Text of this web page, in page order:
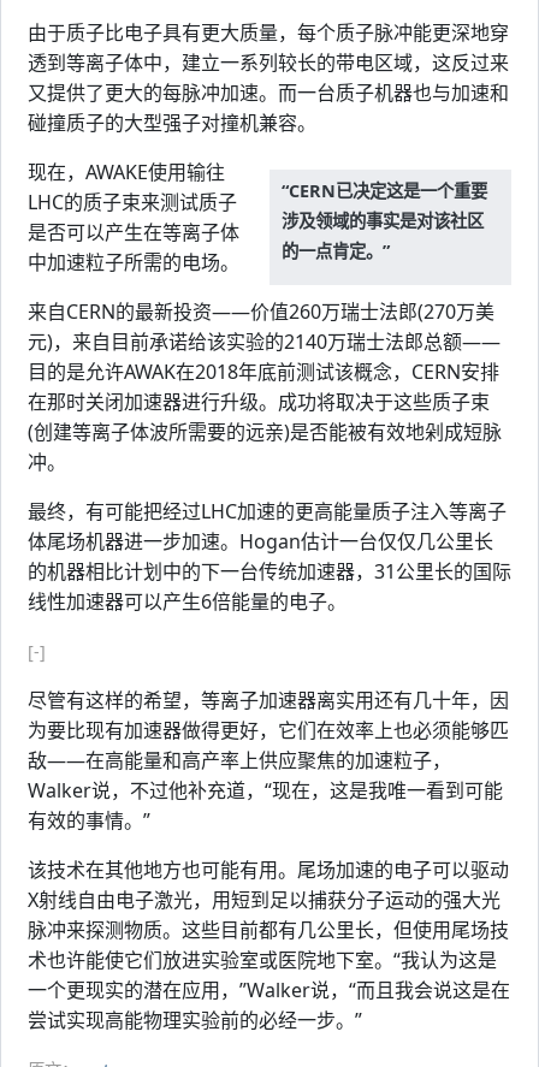
由于质子比电子具有更大质量，每个质子脉冲能更深地穿
透到等离子体中，建立一系列较长的带电区域，这反过来
又提供了更大的每脉冲加速。而一台质子机器也与加速和
碰撞质子的大型强子对撞机兼容。
“CERN已决定这是一个重要
涉及领域的事实是对该社区
的一点肯定。”
现在，AWAKE使用输往
LHC的质子束来测试质子
是否可以产生在等离子体
中加速粒子所需的电场。
来自CERN的最新投资——价值260万瑞士法郎(270万美
元)，来自目前承诺给该实验的2140万瑞士法郎总额——
目的是允许AWAK在2018年底前测试该概念，CERN安排
在那时关闭加速器进行升级。成功将取决于这些质子束
(创建等离子体波所需要的远亲)是否能被有效地剁成短脉
冲。
最终，有可能把经过LHC加速的更高能量质子注入等离子
体尾场机器进一步加速。Hogan估计一台仅仅几公里长
的机器相比计划中的下一台传统加速器，31公里长的国际
线性加速器可以产生6倍能量的电子。
[-]
尽管有这样的希望，等离子加速器离实用还有几十年，因
为要比现有加速器做得更好，它们在效率上也必须能够匹
敌——在高能量和高产率上供应聚焦的加速粒子，
Walker说，不过他补充道，“现在，这是我唯一看到可能
有效的事情。”
该技术在其他地方也可能有用。尾场加速的电子可以驱动
X射线自由电子激光，用短到足以捕获分子运动的强大光
脉冲来探测物质。这些目前都有几公里长，但使用尾场技
术也许能使它们放进实验室或医院地下室。“我认为这是
一个更现实的潜在应用，”Walker说，“而且我会说这是在
尝试实现高能物理实验前的必经一步。”